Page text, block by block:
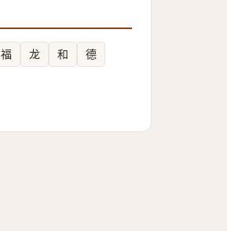
福 龙 和
德